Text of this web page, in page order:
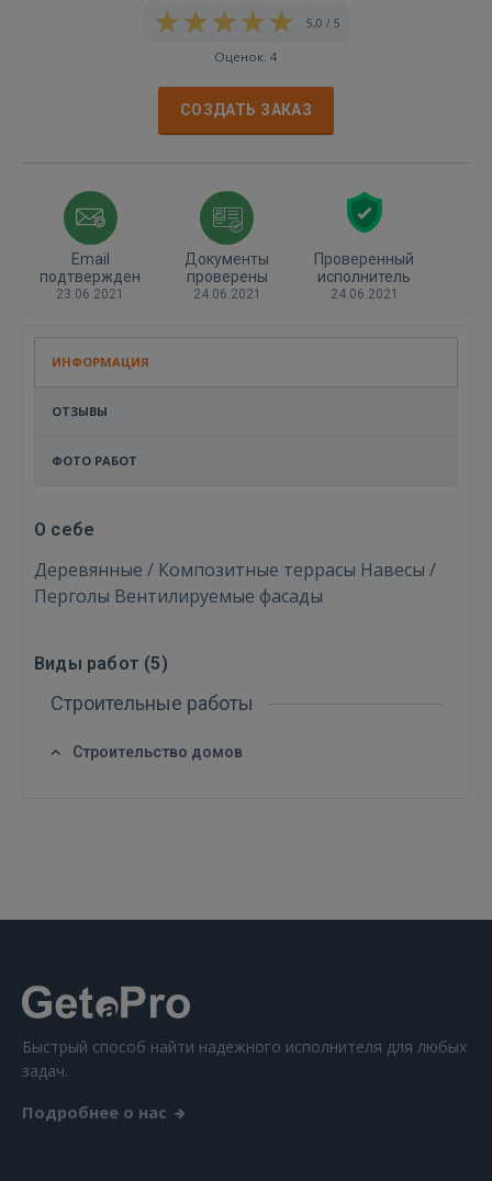
Войти
5,0 / 5
Оценок: 4
СОЗДАТЬ ЗАКАЗ
Email
подтвержден
23.06.2021
Документы
проверены
24.06.2021
Проверенный
исполнитель
24.06.2021
ИНФОРМАЦИЯ
ОТЗЫВЫ
ФОТО РАБОТ
О себе
Деревянные / Композитные террасы Навесы /
Перголы Вентилируемые фасады
Виды работ (5)
Строительные работы
Строительство домов
Быстрый способ найти надежного исполнителя для любых
задач.
Подробнее о нас